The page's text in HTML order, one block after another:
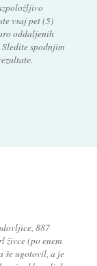
vsaj pet (5)
oddaljenih
spodnjim
887
živce (po enem
še ugotovil, a je